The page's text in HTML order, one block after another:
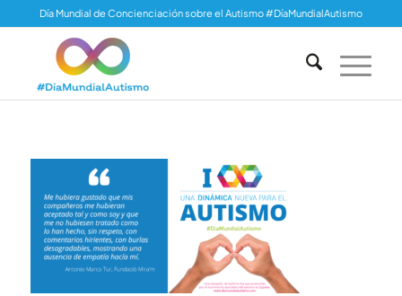
Día Mundial de Concienciación sobre el Autismo #DíaMundialAutismo